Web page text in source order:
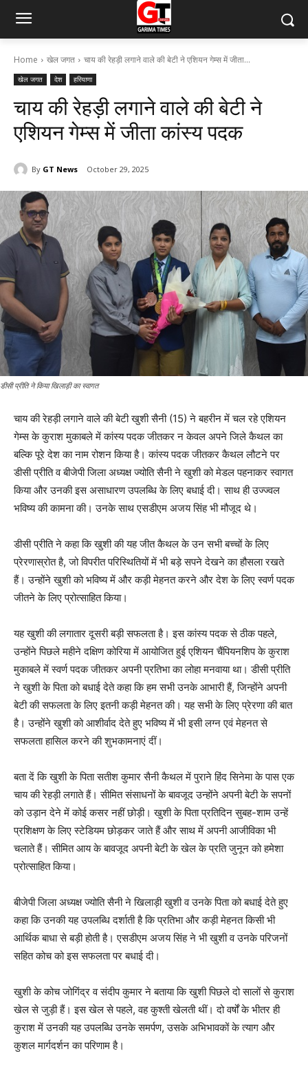
Home खेल जगत चाय की रेहड़ी लगाने वाले की बेटी ने एशियन गेम्स में जीता...
खेल जगत देश हरियाणा
चाय की रेहड़ी लगाने वाले की बेटी ने
एशियन गेम्स में जीता कांस्य पदक
By GT News October 29, 2025
डीसी प्रीति ने किया खिलाड़ी का स्वागत
चाय की रेहड़ी लगाने वाले की बेटी खुशी सैनी (15) ने बहरीन में चल रहे एशियन
गेम्स के कुराश मुकाबले में कांस्य पदक जीतकर न केवल अपने जिले कैथल का
बल्कि पूरे देश का नाम रोशन किया है। कांस्य पदक जीतकर कैथल लौटने पर
डीसी प्रीति व बीजेपी जिला अध्यक्ष ज्योति सैनी ने खुशी को मेडल पहनाकर स्वागत
किया और उनकी इस असाधारण उपलब्धि के लिए बधाई दी। साथ ही उज्ज्वल
भविष्य की कामना की। उनके साथ एसडीएम अजय सिंह भी मौजूद थे।
डीसी प्रीति ने कहा कि खुशी की यह जीत कैथल के उन सभी बच्चों के लिए
प्रेरणास्रोत है, जो विपरीत परिस्थितियों में भी बड़े सपने देखने का हौसला रखते
हैं। उन्होंने खुशी को भविष्य में और कड़ी मेहनत करने और देश के लिए स्वर्ण पदक
जीतने के लिए प्रोत्साहित किया।
यह खुशी की लगातार दूसरी बड़ी सफलता है। इस कांस्य पदक से ठीक पहले,
उन्होंने पिछले महीने दक्षिण कोरिया में आयोजित हुई एशियन चैंपियनशिप के कुराश
मुकाबले में स्वर्ण पदक जीतकर अपनी प्रतिभा का लोहा मनवाया था। डीसी प्रीति
ने खुशी के पिता को बधाई देते कहा कि हम सभी उनके आभारी हैं, जिन्होंने अपनी
बेटी की सफलता के लिए इतनी कड़ी मेहनत की। यह सभी के लिए प्रेरणा की बात
है। उन्होंने खुशी को आशीर्वाद देते हुए भविष्य में भी इसी लग्न एवं मेहनत से
सफलता हासिल करने की शुभकामनाएं दीं।
बता दें कि खुशी के पिता सतीश कुमार सैनी कैथल में पुराने हिंद सिनेमा के पास एक
चाय की रेहड़ी लगाते हैं। सीमित संसाधनों के बावजूद उन्होंने अपनी बेटी के सपनों
को उड़ान देने में कोई कसर नहीं छोड़ी। खुशी के पिता प्रतिदिन सुबह-शाम उन्हें
प्रशिक्षण के लिए स्टेडियम छोड़कर जाते हैं और साथ में अपनी आजीविका भी
चलाते हैं। सीमित आय के बावजूद अपनी बेटी के खेल के प्रति जुनून को हमेशा
प्रोत्साहित किया।
बीजेपी जिला अध्यक्ष ज्योति सैनी ने खिलाड़ी खुशी व उनके पिता को बधाई देते हुए
कहा कि उनकी यह उपलब्धि दर्शाती है कि प्रतिभा और कड़ी मेहनत किसी भी
आर्थिक बाधा से बड़ी होती है। एसडीएम अजय सिंह ने भी खुशी व उनके परिजनों
सहित कोच को इस सफलता पर बधाई दी।
खुशी के कोच जोगिंद्र व संदीप कुमार ने बताया कि खुशी पिछले दो सालों से कुराश
खेल से जुड़ी हैं। इस खेल से पहले, वह कुश्ती खेलती थीं। दो वर्षों के भीतर ही
कुराश में उनकी यह उपलब्धि उनके समर्पण, उसके अभिभावकों के त्याग और
कुशल मार्गदर्शन का परिणाम है।